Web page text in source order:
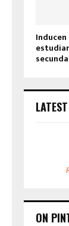
Inducen
ON